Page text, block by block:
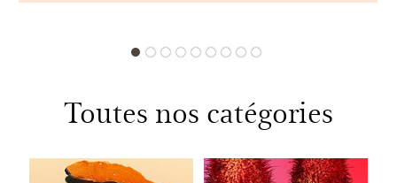
Toutes nos catégories